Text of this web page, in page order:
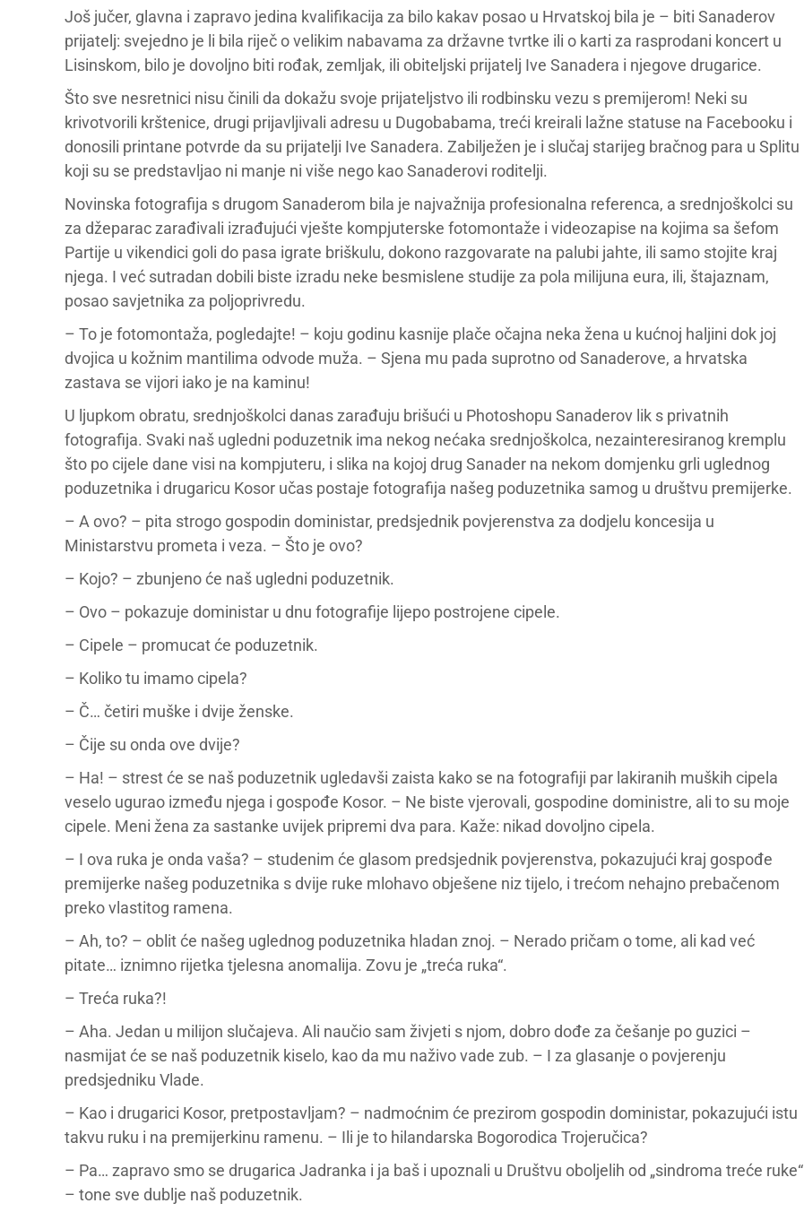
Još jučer, glavna i zapravo jedina kvalifikacija za bilo kakav posao u Hrvatskoj bila je – biti Sanaderov
prijatelj: svejedno je li bila riječ o velikim nabavama za državne tvrtke ili o karti za rasprodani koncert u
Lisinskom, bilo je dovoljno biti rođak, zemljak, ili obiteljski prijatelj Ive Sanadera i njegove drugarice.
Što sve nesretnici nisu činili da dokažu svoje prijateljstvo ili rodbinsku vezu s premijerom! Neki su
krivotvorili krštenice, drugi prijavljivali adresu u Dugobabama, treći kreirali lažne statuse na Facebooku i
donosili printane potvrde da su prijatelji Ive Sanadera. Zabilježen je i slučaj starijeg bračnog para u Splitu
koji su se predstavljao ni manje ni više nego kao Sanaderovi roditelji.
Novinska fotografija s drugom Sanaderom bila je najvažnija profesionalna referenca, a srednjoškolci su
za džeparac zarađivali izrađujući vješte kompjuterske fotomontaže i videozapise na kojima sa šefom
Partije u vikendici goli do pasa igrate briškulu, dokono razgovarate na palubi jahte, ili samo stojite kraj
njega. I već sutradan dobili biste izradu neke besmislene studije za pola milijuna eura, ili, štajaznam,
posao savjetnika za poljoprivredu.
– To je fotomontaža, pogledajte! – koju godinu kasnije plače očajna neka žena u kućnoj haljini dok joj
dvojica u kožnim mantilima odvode muža. – Sjena mu pada suprotno od Sanaderove, a hrvatska
zastava se vijori iako je na kaminu!
U ljupkom obratu, srednjoškolci danas zarađuju brišući u Photoshopu Sanaderov lik s privatnih
fotografija. Svaki naš ugledni poduzetnik ima nekog nećaka srednjoškolca, nezainteresiranog kremplu
što po cijele dane visi na kompjuteru, i slika na kojoj drug Sanader na nekom domjenku grli uglednog
poduzetnika i drugaricu Kosor učas postaje fotografija našeg poduzetnika samog u društvu premijerke.
– A ovo? – pita strogo gospodin doministar, predsjednik povjerenstva za dodjelu koncesija u
Ministarstvu prometa i veza. – Što je ovo?
– Kojo? – zbunjeno će naš ugledni poduzetnik.
– Ovo – pokazuje doministar u dnu fotografije lijepo postrojene cipele.
– Cipele – promucat će poduzetnik.
– Koliko tu imamo cipela?
– Č… četiri muške i dvije ženske.
– Čije su onda ove dvije?
– Ha! – strest će se naš poduzetnik ugledavši zaista kako se na fotografiji par lakiranih muških cipela
veselo ugurao između njega i gospođe Kosor. – Ne biste vjerovali, gospodine doministre, ali to su moje
cipele. Meni žena za sastanke uvijek pripremi dva para. Kaže: nikad dovoljno cipela.
– I ova ruka je onda vaša? – studenim će glasom predsjednik povjerenstva, pokazujući kraj gospođe
premijerke našeg poduzetnika s dvije ruke mlohavo obješene niz tijelo, i trećom nehajno prebačenom
preko vlastitog ramena.
– Ah, to? – oblit će našeg uglednog poduzetnika hladan znoj. – Nerado pričam o tome, ali kad već
pitate… iznimno rijetka tjelesna anomalija. Zovu je „treća ruka“.
– Treća ruka?!
– Aha. Jedan u milijon slučajeva. Ali naučio sam živjeti s njom, dobro dođe za češanje po guzici –
nasmijat će se naš poduzetnik kiselo, kao da mu naživo vade zub. – I za glasanje o povjerenju
predsjedniku Vlade.
– Kao i drugarici Kosor, pretpostavljam? – nadmoćnim će prezirom gospodin doministar, pokazujući istu
takvu ruku i na premijerkinu ramenu. – Ili je to hilandarska Bogorodica Trojeručica?
– Pa… zapravo smo se drugarica Jadranka i ja baš i upoznali u Društvu oboljelih od „sindroma treće ruke“
– tone sve dublje naš poduzetnik.